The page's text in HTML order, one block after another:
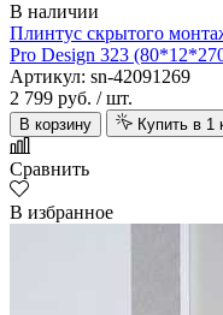
В наличии
Плинтус скрытого
Pro Design 323
Артикул: sn-42091269
2 799 руб. / шт.
В корзину Купить в 1
Сравнить
В избранное